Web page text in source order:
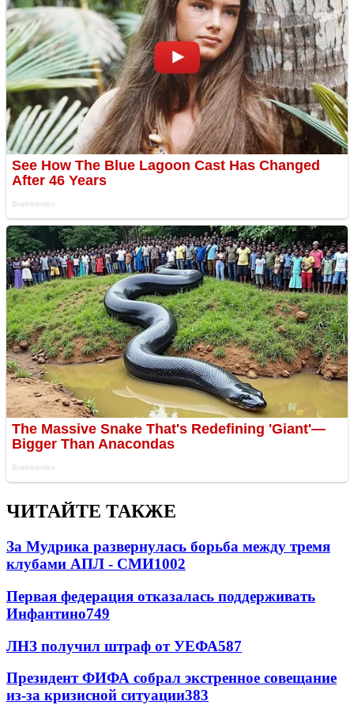
ЧИТАЙТЕ ТАКЖЕ
За Мудрика развернулась борьба между тремя
клубами АПЛ - СМИ1002
Первая федерация отказалась поддерживать
Инфантино749
ЛНЗ получил штраф от УЕФА587
Президент ФИФА собрал экстренное совещание
из-за кризисной ситуации383